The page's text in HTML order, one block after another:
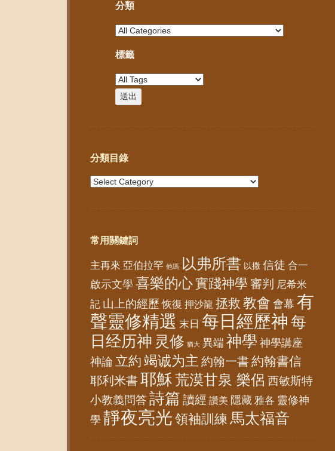
分類
標籤
分類目錄
常用關鍵詞
主再來 亞伯拉罕 他瑪 以弗所書 以撒 信徒 合一
啟示文學 喜樂的心實踐神學 審判 尼希米
記 山上的經歷 恢復 押沙龍 拯救 教會 會幕 有
聲靈修精選 末日 每日經歷神 每
日经历神 灵修 猶大 異端 神學 神學講座
神論 立約 竭诚为主 約翰一書 約翰書信
耶利米書 耶穌荒漠甘泉 樂侶 西敏斯特
小教義問答詩篇 讀經 讚美 隱藏 雅各 靈修神
學 靜夜亮光 領袖訓練 馬太福音